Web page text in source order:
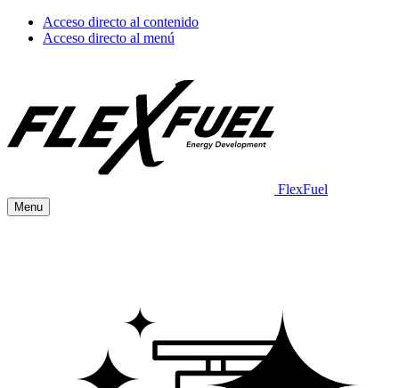
Acceso directo al contenido
Acceso directo al menú
FlexFuel
Menu